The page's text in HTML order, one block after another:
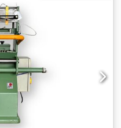
αριστερή
2700 x 700 mm Dwsdsyx
30 mm Επέκταση
πλαισίου
φρεζαρίσματος με
- ηλεκτρική ρύθμιση
VS 44 – 4 ρολά
Απαιτούμενος χώρος
περίπου 1000 kg
ελεύθερη φόρτωση,